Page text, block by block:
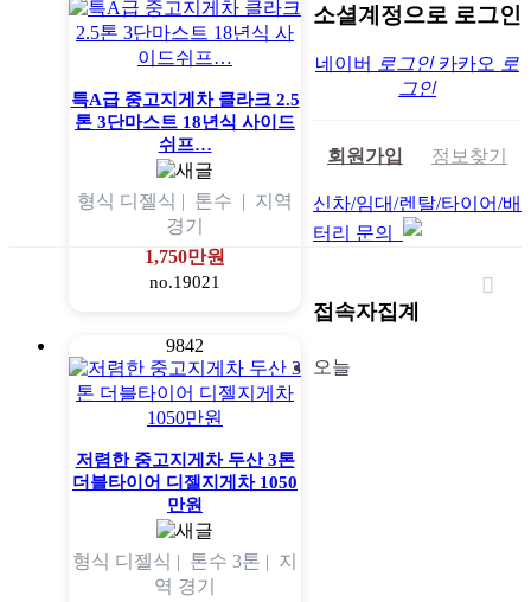
특A급 중고지게차 클라크 2.5
톤 3단마스트 18년식 사이드
쉬프…
형식 디젤식 | 톤수 | 지역
경기
1,750만원
no.19021
9842
저렴한 중고지게차 두산 3톤
더블타이어 디젤지게차 1050
만원
형식 디젤식 | 톤수 3톤 | 지
역 경기
소셜계정으로 로그인
네이버 로그인 카카오 로
그인
회원가입 정보찾기
신차/임대/렌탈/타이어/배
터리 문의
접속자집계
오늘